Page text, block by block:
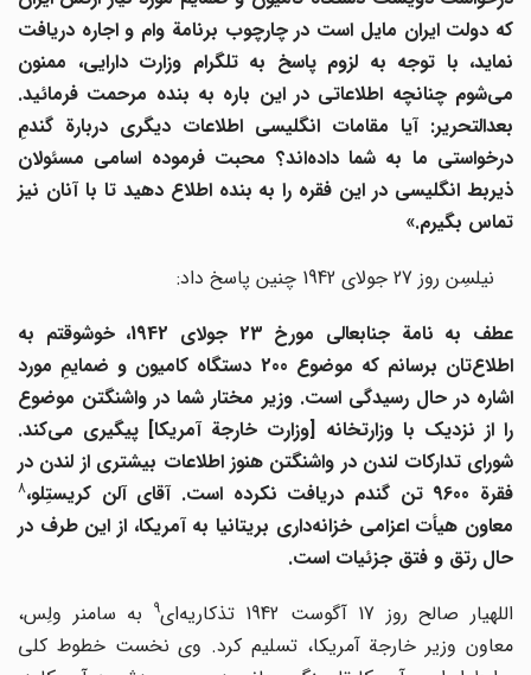
که دولت ایران مایل است در چارچوب برنامة وام و اجاره دریافت
نماید، با توجه به لزوم پاسخ به تلگرام وزارت دارایی، ممنون
میشوم چنانچه اطلاعاتی در این باره به بنده مرحمت فرمائید.
بعدالتحریر: آیا مقامات انگلیسی اطلاعات دیگری دربارة گندمِ
درخواستی ما به شما دادهاند؟ محبت فرموده اسامی مسئولان
ذیربط انگلیسی در این فقره را به بنده اطلاع دهید تا با آنان نیز
تماس بگیرم.»
نیلسِن روز 27 جولای 1942 چنین پاسخ داد:
عطف به نامة جنابعالی مورخ 23 جولای 1942، خوشوقتم به
اطلاع
تان برسانم که موضوع 200 دستگاه کامیون و ضمایمِ مورد
اشاره در حال رسیدگی است. وزیر مختار شما در واشنگتن موضوع
را از نزدیک با وزارتخانه [وزارت خارجة آمریکا] پیگیری میکند.
شورای تدارکات لندن در واشنگتن هنوز اطلاعات بیشتری از لندن در
فقرة 9600 تن گندم دریافت نکرده است. آقای آلن کریستِلو،
8
معاون هیأت اعزامی خزانهداری بریتانیا به آمریکا، از این طرف در
حال رتق و فتق جزئیات است.
اللهیار صالح روز 17 آگوست 1942 تذکاریه‌ای
9به سامنر ولِس،
معاون وزیر خارجة آمریکا، تسلیم کرد. وی نخست خطوط کلی